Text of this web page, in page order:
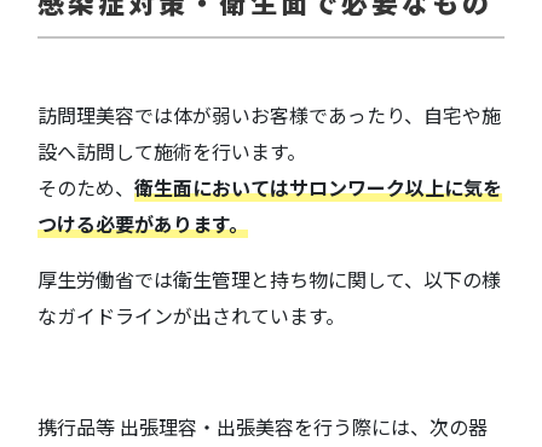
訪問理美容では体が弱いお客様であったり、自宅や施
設へ訪問して施術を行います。
そのため、 衛生面においてはサロンワーク以上に気を
つける必要があります。
厚生労働省では衛生管理と持ち物に関して、以下の様
なガイドラインが出されています。
携行品等 出張理容・出張美容を行う際には、次の器